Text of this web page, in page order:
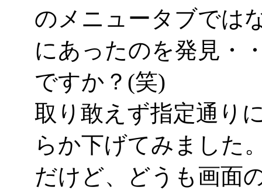
のメニュータブでは
にあったのを発見・
ですか？(笑)
取り敢えず指定通り
らか下げてみました
だけど、どうも画面